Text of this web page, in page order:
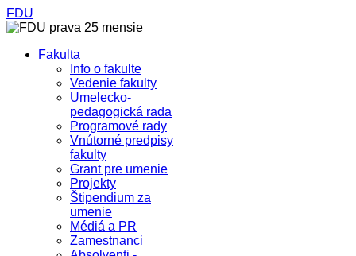
FDU
Fakulta
Info o fakulte
Vedenie fakulty
Umelecko-
pedagogická rada
Programové rady
Vnútorné predpisy
fakulty
Grant pre umenie
Projekty
Štipendium za
umenie
Médiá a PR
Zamestnanci